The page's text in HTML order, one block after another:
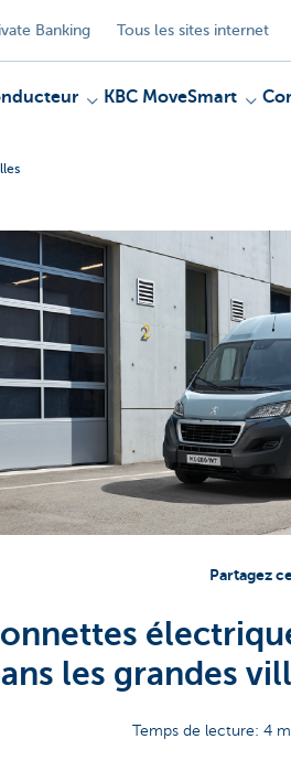
Banking Tous les sites internet
KBC MoveSmart
Partagez
les grandes
Temps de lecture: 4